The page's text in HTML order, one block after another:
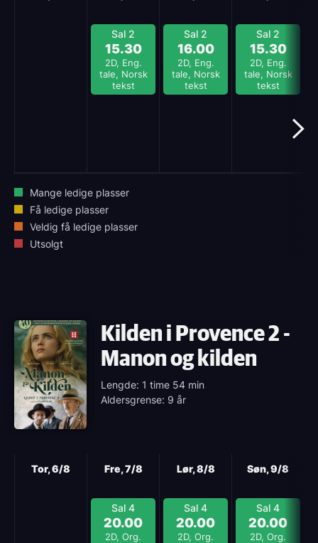
Sal 2
15.30
2D, Eng.
tale, Norsk
tekst
Sal 2
16.00
2D, Eng.
tale, Norsk
tekst
Sal 2
15.30
2D, Eng.
tale, Norsk
tekst
Mange ledige plasser
Få ledige plasser
Veldig få ledige plasser
Utsolgt
Kilden i Provence 2 -
Manon og kilden
Lengde: 1 time 54 min
Aldersgrense: 9 år
Tor, 6/8 Fre, 7/8
Sal 4
20.00
2D, Org.
Lør, 8/8
Sal 4
20.00
2D, Org.
Søn, 9/8
Sal 4
20.00
2D, Org.